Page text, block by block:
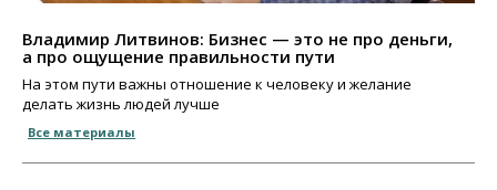
Владимир Литвинов: Бизнес — это не про деньги,
а про ощущение правильности пути
На этом пути важны отношение к человеку и желание
делать жизнь людей лучше
Все материалы